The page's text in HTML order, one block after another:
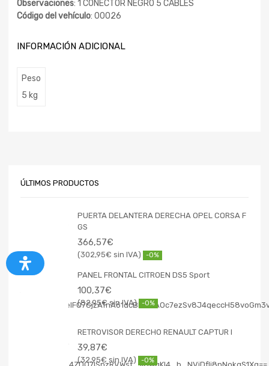
Observaciones: 1 CONECTOR NEGRO 5 CABLES
Código del vehículo: 00026
INFORMACIÓN ADICIONAL
Peso
5 kg
ÚLTIMOS PRODUCTOS
PUERTA DELANTERA DERECHA OPEL CORSA F
GS
366,57€
302,95€ -0%
PANEL FRONTAL CITROEN DS5 Sport
100,37€
82,95€ -0%
RETROVISOR DERECHO RENAULT CAPTUR I
39,87€
32,95€ -0%